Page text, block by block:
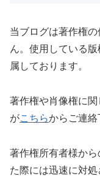
当ブログは著作権
ん。使用している
属しております。
著作権や肖像権に
がこちらからご連絡
著作権所有者様か
た際には迅速に対処